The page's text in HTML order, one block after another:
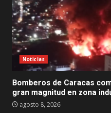
Noticias
Bomberos de Caracas
gran magnitud en zona
agosto 8, 2026